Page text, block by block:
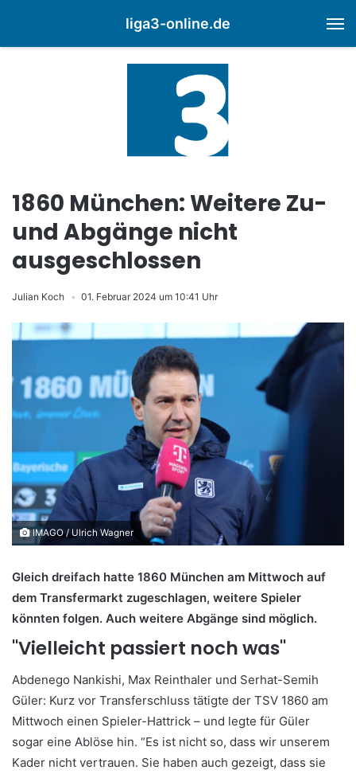
liga3-online.de
1860 München: Weitere Zu-
und Abgänge nicht
ausgeschlossen
Julian Koch 01. Februar 2024 um 10:41 Uhr
IMAGO / Ulrich Wagner
Gleich dreifach hatte 1860 München am Mittwoch auf
dem Transfermarkt zugeschlagen, weitere Spieler
könnten folgen. Auch weitere Abgänge sind möglich.
"Vielleicht passiert noch was"
Abdenego Nankishi, Max Reinthaler und Serhat-Semih
Güler: Kurz vor Transferschluss tätigte der TSV 1860 am
Mittwoch einen Spieler-Hattrick – und legte für Güler
sogar eine Ablöse hin. “Es ist nicht so, dass wir unserem
Kader nicht vertrauen. Sie haben auch gezeigt, dass sie